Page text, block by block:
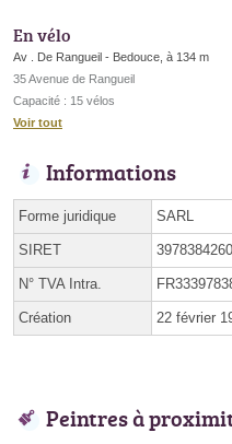
En vélo
Av . De Rangueil - Bedouce, à 134 m
35 Avenue de Rangueil
Capacité : 15 vélos
Voir tout
Informations
Forme juridique SARL
SIRET
N° TVA Intra.
Création 22 février
Peintres à